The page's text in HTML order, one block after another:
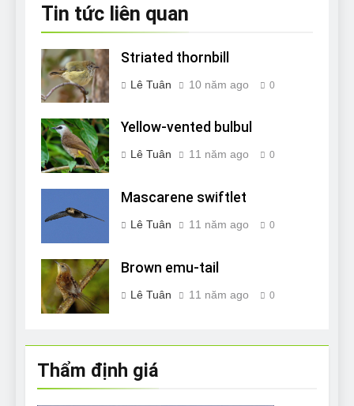
Tin tức liên quan
Striated thornbill
Lê Tuân 10 năm ago 0
Yellow-vented bulbul
Lê Tuân 11 năm ago 0
Mascarene swiftlet
Lê Tuân 11 năm ago 0
Brown emu-tail
Lê Tuân 11 năm ago 0
Thẩm định giá